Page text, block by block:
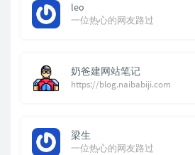
leo
一位热心的网友路过
奶爸建网站笔记
https://blog.naibabiji.com
梁生
一位热心的网友路过